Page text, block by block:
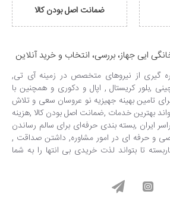
ضمانت اصل بودن کالا
ایی جهاز، بررسی، انتخاب و خرید آنلاین
گیری از نیروهای متخصص در زمینه آی تی,
,بلور کریستال , اپال و دکوری و همچنین با
بازار برای تامین بهینه جهیزیه نو عروسان سعی و تلاش
بهترین خدمات ,ضمانت اصل بودن کالا ,هزینه
ایران ,بسته بندی حرفه‌ای برای سالم رساندن
و حرفه ای در امور مشاوره, داشتن صداقت ,
تا بتواند لذت خریدی بی انتها را به شما